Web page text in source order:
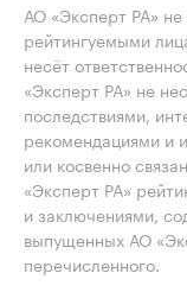
АО «Эксперт РА»
рейтингуемыми
несёт
«Эксперт РА» не
последствиями,
рекомендациями и
или косвенно
«Эксперт РА»
и заключениями,
выпущенных АО
перечисленного.